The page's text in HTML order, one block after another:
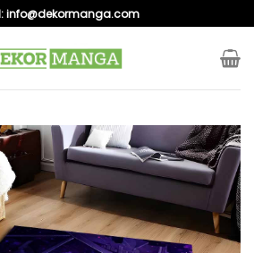
info@dekormanga.com